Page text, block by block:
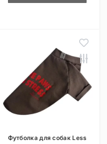
Футболка для собак Less